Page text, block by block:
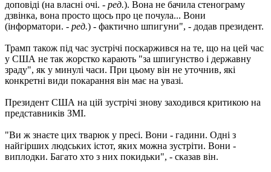
доповіді (на власні очі. - ред.). Вона не бачила стенограму
дзвінка, вона просто щось про це почула... Вони
(інформатори. - ред.) - фактично шпигуни", - додав президент.
Трамп також під час зустрічі поскаржився на те, що на цей час
у США не так жорстко карають "за шпигунство і державну
зраду", як у минулі часи. При цьому він не уточнив, які
конкретні види покарання він має на увазі.
Президент США на цій зустрічі знову заходився критикою на
представників ЗМІ.
"Ви ж знаєте цих тварюк у пресі. Вони - гадини. Одні з
найгірших людських істот, яких можна зустріти. Вони -
виплодки. Багато хто з них покидьки", - сказав він.